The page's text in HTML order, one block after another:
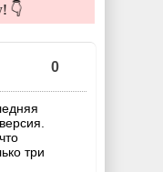
👇
0
три